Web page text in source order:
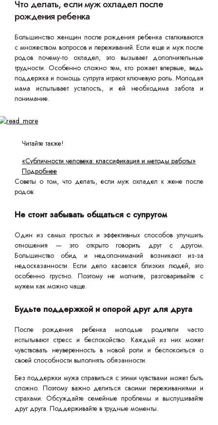
Что делать, если муж охладел после
рождения ребенка
Большинство женщин после рождения ребенка сталкиваются
с множеством вопросов и переживаний. Если еще и муж после
родов почему-то охладел, это вызывает дополнительные
трудности. Особенно сложно тем, кто рожает впервые, ведь
поддержка и помощь супруга играют ключевую роль. Молодая
мама испытывает усталость, и ей необходима забота и
понимание.
Читайте также!
«Субличности человека: классификация и методы работы»
Подробнее
Советы о том, что делать, если муж охладел к жене после
родов:
Не стоит забывать общаться с супругом
Один из самых простых и эффективных способов улучшить
отношения — это открыто говорить друг с другом.
Большинство обид и недопониманий возникают из-за
недосказанности. Если дело касается близких людей, это
особенно грустно. Поэтому не молчите, разговаривайте с
мужем как можно чаще.
Будьте поддержкой и опорой друг для друга
После рождения ребенка молодые родители часто
испытывают стресс и беспокойство. Каждый из них может
чувствовать неуверенность в новой роли и беспокоиться о
своей способности выполнять обязанности.
Без поддержки мужа справиться с этими чувствами может быть
сложно. Поэтому важно делиться своими переживаниями и
страхами. Обсуждайте семейные проблемы и выслушивайте
друг друга. Поддерживайте в трудные моменты.